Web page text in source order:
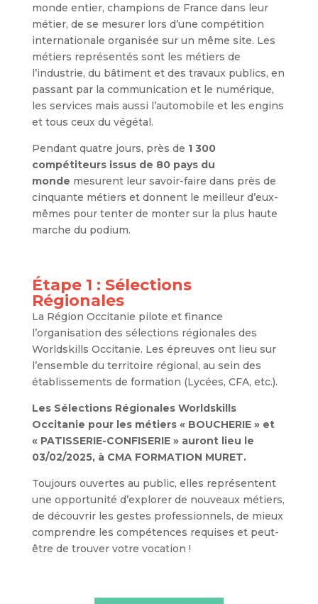
monde entier, champions de France dans leur
métier, de se mesurer lors d’une compétition
internationale organisée sur un même site. Les
métiers représentés sont les métiers de
l’industrie, du bâtiment et des travaux publics, en
passant par la communication et le numérique,
les services mais aussi l’automobile et les engins
et tous ceux du végétal.
Pendant quatre jours, près de 1 300
compétiteurs issus de 80 pays du
monde mesurent leur savoir-faire dans près de
cinquante métiers et donnent le meilleur d’eux-
mêmes pour tenter de monter sur la plus haute
marche du podium.
Étape 1 : Sélections
Régionales
La Région Occitanie pilote et finance
l’organisation des sélections régionales des
Worldskills Occitanie. Les épreuves ont lieu sur
l’ensemble du territoire régional, au sein des
établissements de formation (Lycées, CFA, etc.).
Les Sélections Régionales Worldskills
Occitanie pour les métiers « BOUCHERIE » et
« PATISSERIE-CONFISERIE » auront lieu le
03/02/2025, à CMA FORMATION MURET.
Toujours ouvertes au public, elles représentent
une opportunité d’explorer de nouveaux métiers,
de découvrir les gestes professionnels, de mieux
comprendre les compétences requises et peut-
être de trouver votre vocation !